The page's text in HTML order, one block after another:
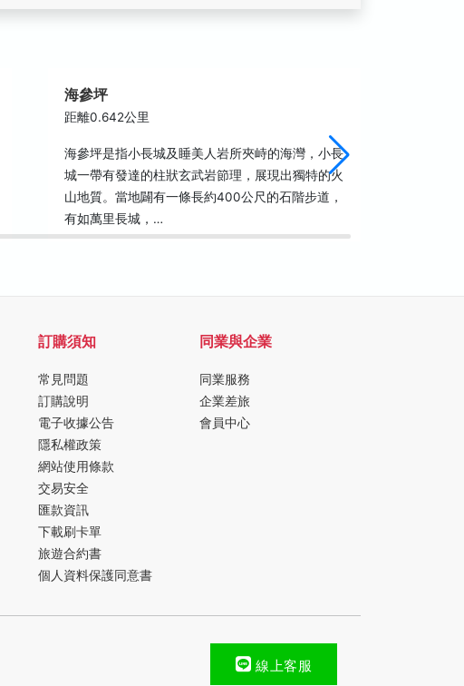
海參坪
距離0.642公里
海參坪是指小長城及睡美人岩所夾峙的海灣，小長
城一帶有發達的柱狀玄武岩節理，展現出獨特的火
山地質。當地闢有一條長約400公尺的石階步道，
有如萬里長城，…
訂購須知
常見問題
訂購說明
電子收據公告
隱私權政策
網站使用條款
交易安全
匯款資訊
下載刷卡單
旅遊合約書
個人資料保護同意書
同業與企業
同業服務
企業差旅
會員中心
線上客服